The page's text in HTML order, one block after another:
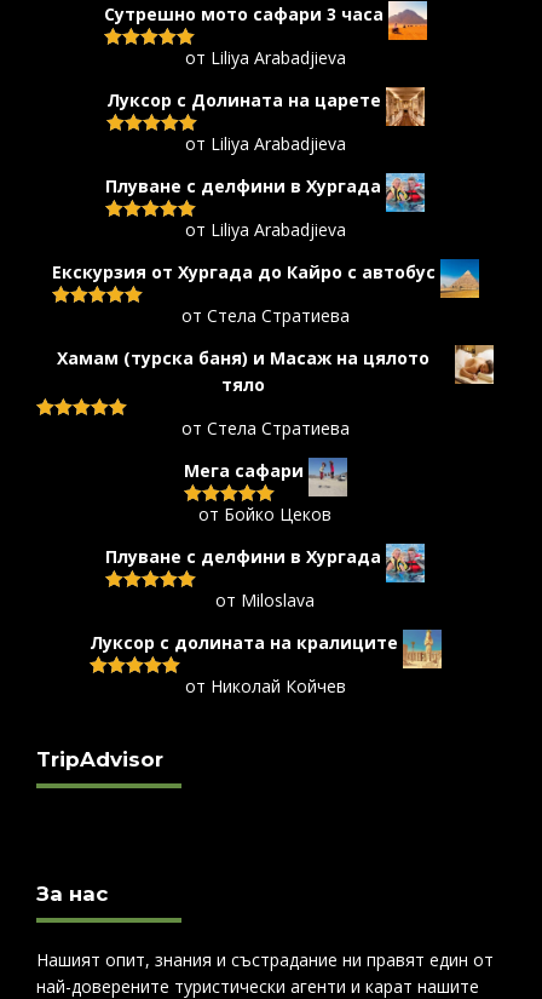
Сутрешно мото сафари 3 часа
Оценено с5
от Liliya Arabadjieva
Луксор с Долината на царете
Оценено с5
от Liliya Arabadjieva
Плуване с делфини в Хургада
Оценено с5
от Liliya Arabadjieva
Екскурзия от Хургада до Кайро с автобус
от Стела Стратиева
Хамам (турска баня) и Масаж на цялото
тяло
от Стела Стратиева
Мега сафари
Оценено с5
от Бойко Цеков
Плуване с делфини в Хургада
от Miloslava
Луксор с долината на кралиците
от Николай Койчев
TripAdvisor
За нас
Нашият опит, знания и състрадание ни правят един от
най-доверените туристически агенти и карат нашите